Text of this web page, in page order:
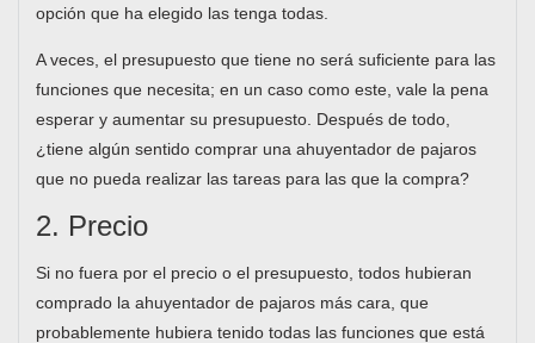
opción que ha elegido las tenga todas.
A veces, el presupuesto que tiene no será suficiente para las
funciones que necesita; en un caso como este, vale la pena
esperar y aumentar su presupuesto. Después de todo,
¿tiene algún sentido comprar una ahuyentador de pajaros
que no pueda realizar las tareas para las que la compra?
2. Precio
Si no fuera por el precio o el presupuesto, todos hubieran
comprado la ahuyentador de pajaros más cara, que
probablemente hubiera tenido todas las funciones que está